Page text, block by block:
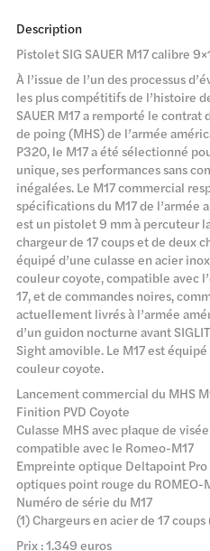
Description
Pistolet SIG SAUER M17 calibre
À l’issue de l’un des processus
les plus compétitifs de l’histoire
SAUER M17 a remporté le contrat
de poing (MHS) de l’armée
P320, le M17 a été sélectionné
unique, ses performances sans
inégalées. Le M17 commercial
spécifications du M17 de l’armée
est un pistolet 9 mm à percuteur
chargeur de 17 coups et de deux
équipé d’une culasse en acier
couleur coyote, compatible avec
17, et de commandes noires,
actuellement livrés à l’armée
d’un guidon nocturne avant
Sight amovible. Le M17 est
couleur coyote.
Lancement commercial du MHS
Finition PVD Coyote
Culasse MHS avec plaque de
compatible avec le Romeo-M17
Empreinte optique Deltapoint
optiques point rouge du ROMEO-
Numéro de série du M17
(1) Chargeurs en acier de 17
Prix : 1.349 euros